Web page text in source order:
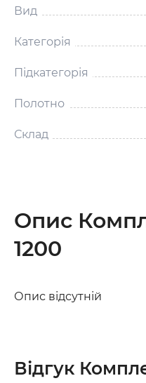
Вид
Категорія
Підкатегорія
Полотно
Склад
Опис
1200
Опис відсутній
Відгук